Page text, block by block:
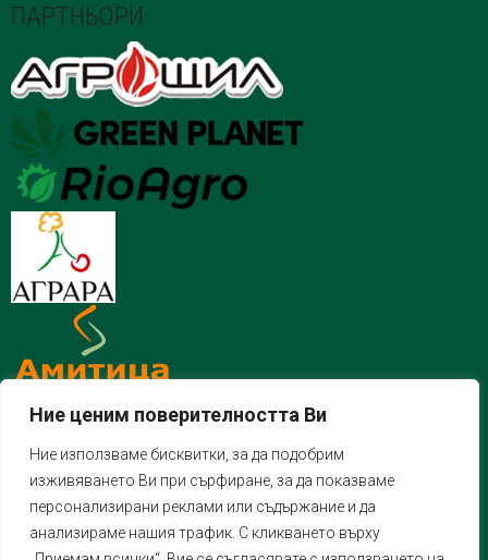
Ние ценим поверителността Ви
Ние използваме бисквитки, за да подобрим
изживяването Ви при сърфиране, за да показваме
персонализирани реклами или съдържание и да
анализираме нашия трафик. С кликването върху
ПАРТНЬОРИ